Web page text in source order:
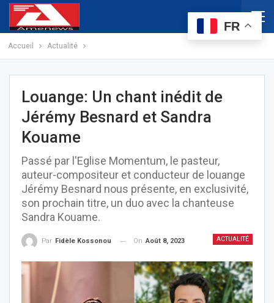
Accueil Actualité
Louange: Un chant inédit de
Jérémy Besnard et Sandra
Kouame
Passé par l'Eglise Momentum, le pasteur,
auteur-compositeur et conducteur de louange
Jérémy Besnard nous présente, en exclusivité,
son prochain titre, un duo avec la chanteuse
Sandra Kouame.
ACTUALITÉ
Par Fidèle Kossonou On Août 8, 2023
FR